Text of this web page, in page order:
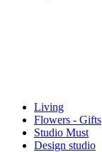
Living
Flowers - Gifts
Studio Must
Design studio